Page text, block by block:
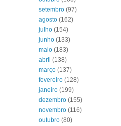
setembro (97)
agosto (162)
julho (154)
junho (133)
maio (183)
abril (138)
março (137)
fevereiro (128)
janeiro (199)
dezembro (155)
novembro (116)
outubro (80)